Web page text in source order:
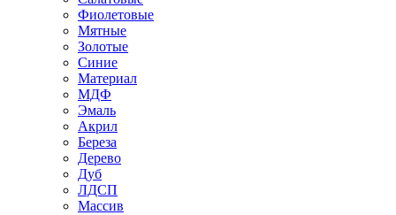
Фиолетовые
Мятные
Золотые
Синие
Материал
МДФ
Эмаль
Акрил
Береза
Дерево
Дуб
ЛДСП
Массив